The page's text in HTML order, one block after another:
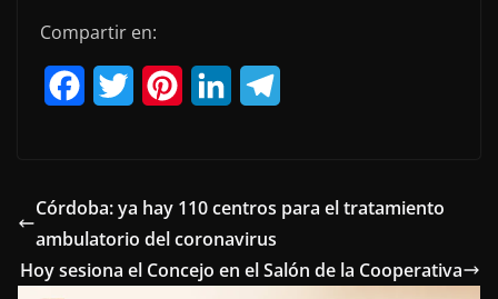
Compartir en:
e
b
o
t
t
e
t
e
r
k
e
d
e
r
Córdoba: ya hay 110 centros para el tratamiento
ambulatorio del coronavirus
Hoy sesiona el Concejo en el Salón de la Cooperativa